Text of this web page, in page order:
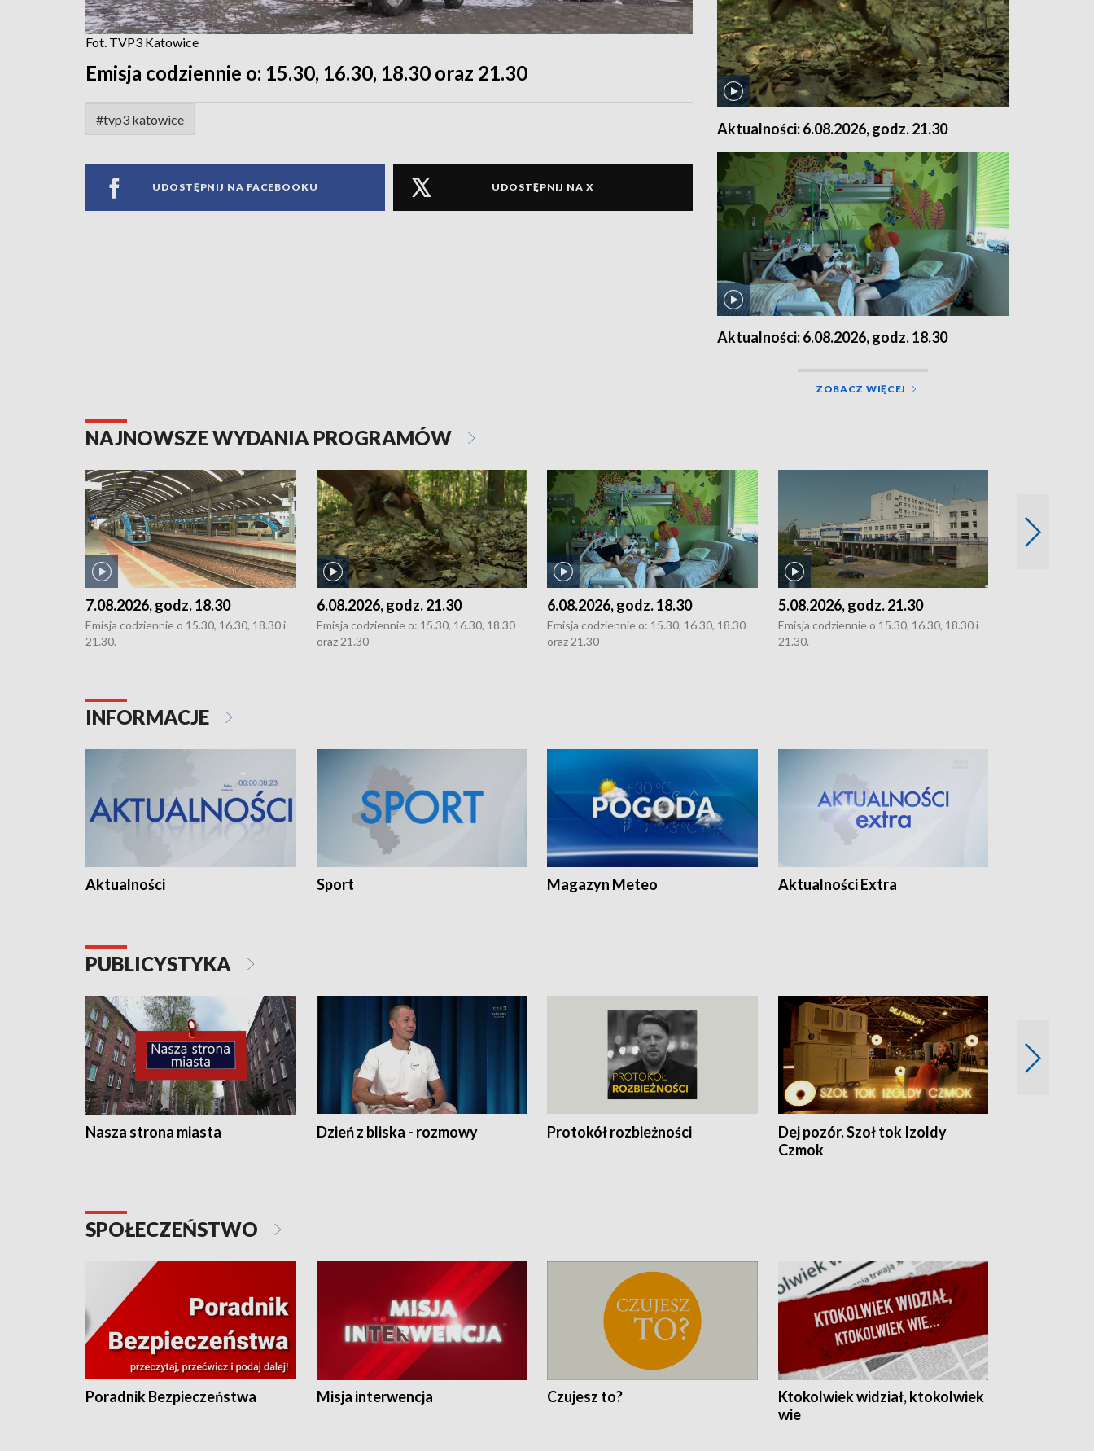
Fot. TVP3 Katowice
Emisja codziennie o: 15.30, 16.30, 18.30 oraz 21.30
#tvp3 katowice
UDOSTĘPNIJ NA FACEBOOKU UDOSTĘPNIJ NA X
Aktualności: 6.08.2026, godz. 21.30
Aktualności: 6.08.2026, godz. 18.30
ZOBACZ WIĘCEJ
NAJNOWSZE WYDANIA PROGRAMÓW
7.08.2026, godz. 18.30
Emisja codziennie o 15.30, 16.30, 18.30 i
21.30.
6.08.2026, godz. 21.30
Emisja codziennie o: 15.30, 16.30, 18.30
oraz 21.30
6.08.2026, godz. 18.30
Emisja codziennie o: 15.30, 16.30, 18.30
oraz 21.30
5.08.2026, godz. 21.30
Emisja codziennie o 15.30, 16.30, 18.30 i
21.30.
INFORMACJE
Aktualności Sport Magazyn Meteo Aktualności Extra
PUBLICYSTYKA
Nasza strona miasta Dzień z bliska - rozmowy Protokół rozbieżności
Dej pozór. Szoł tok Izoldy
Czmok
SPOŁECZEŃSTWO
Poradnik Bezpieczeństwa Misja interwencja Czujesz to?
Ktokolwiek widział, ktokolwiek
wie